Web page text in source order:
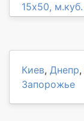
15х50, м.куб.
Киев, Днепр,
Запорожье